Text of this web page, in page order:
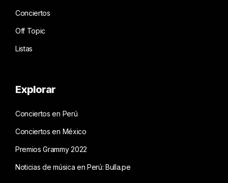
Conciertos
Off Topic
Listas
Explorar
Conciertos en Perú
Conciertos en México
Premios Grammy 2022
Noticias de música en Perú: Bulla.pe